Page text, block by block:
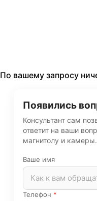
По вашему запросу
Появились
Консультант сам
ответит на ваши
магнитолу и камеры.
Ваше имя
Телефон *